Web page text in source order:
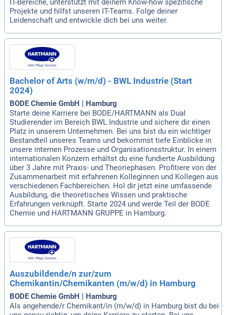
IT-Bereiche, unterstützt mit deinem Know-how spezifische
Projekte und hilfst unseren IT-Teams. Folge deiner
Leidenschaft und entwickle dich bei uns weiter.
Bachelor of Arts (w/m/d) - BWL Industrie (Start
2024)
BODE Chemie GmbH | Hamburg
Starte deine Karriere bei BODE/HARTMANN als Dual
Studierender im Bereich BWL Industrie und sichere dir einen
Platz in unserem Unternehmen. Bei uns bist du ein wichtiger
Bestandteil unseres Teams und bekommst tiefe Einblicke in
unsere internen Prozesse und Organisationsstruktur. In einem
internationalen Konzern erhältst du eine fundierte Ausbildung
über 3 Jahre mit Praxis- und Theoriephasen. Profitiere von der
Zusammenarbeit mit erfahrenen Kolleginnen und Kollegen aus
verschiedenen Fachbereichen. Hol dir jetzt eine umfassende
Ausbildung, die theoretisches Wissen und praktische
Erfahrungen verknüpft. Starte 2024 und werde Teil der BODE
Chemie und HARTMANN GRUPPE in Hamburg.
Auszubildende/n zur/zum
Chemikantin/Chemikanten (m/w/d) in Hamburg
BODE Chemie GmbH | Hamburg
Als angehende/r Chemikant/in (m/w/d) in Hamburg bist du bei